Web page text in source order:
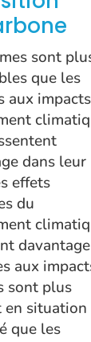
sont
que les
aux
dans leur
effets
du
davantage
aux
sont plus
en situation
que les